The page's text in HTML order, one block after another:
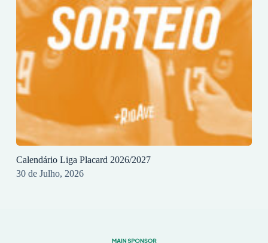
Calendário Liga Placard 2026/2027
30 de Julho, 2026